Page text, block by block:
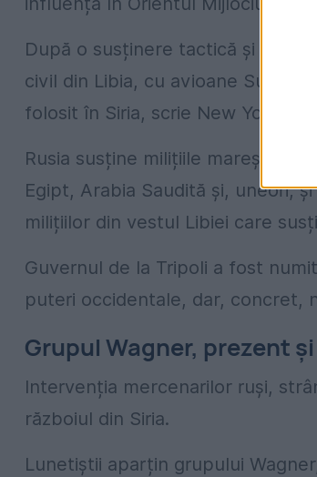
După o susținere tactică și
civil din Libia, cu avioane Suhoi
folosit în Siria, scrie New York
Rusia susține milițiile
Egipt, Arabia Saudită și, uneori,
milițiilor din vestul Libiei care
Guvernul de la Tripoli a fost
puteri occidentale, dar, concret,
Grupul Wagner, prezent
Intervenția mercenarilor ruși,
războiul din Siria.
Lunetiștii aparțin grupului